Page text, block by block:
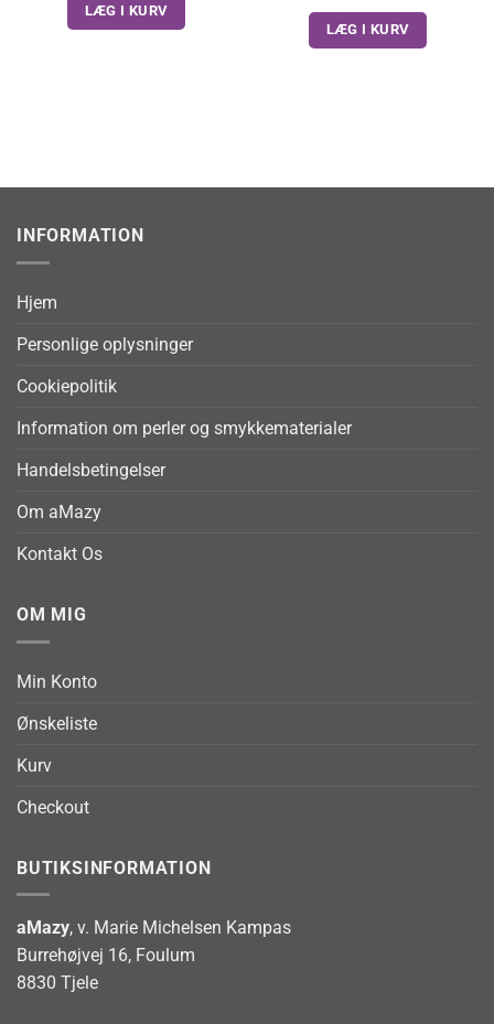
LÆG I KURV
LÆG I KURV
INFORMATION
Hjem
Personlige oplysninger
Cookiepolitik
Information om perler og smykkematerialer
Handelsbetingelser
Om aMazy
Kontakt Os
OM MIG
Min Konto
Ønskeliste
Kurv
Checkout
BUTIKSINFORMATION
aMazy, v. Marie Michelsen Kampas
Burrehøjvej 16, Foulum
8830 Tjele